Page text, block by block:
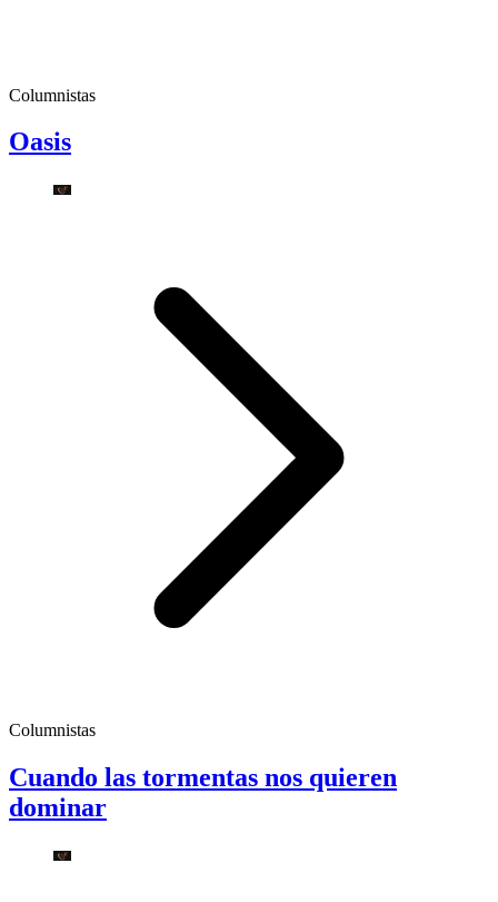
Columnistas
Oasis
Columnistas
Cuando las tormentas nos quieren
dominar